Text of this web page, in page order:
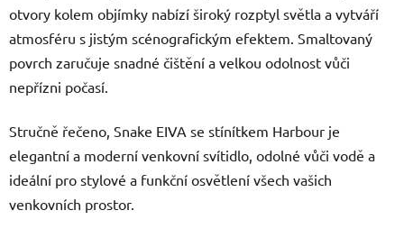
otvory kolem objímky nabízí široký rozptyl světla a vytváří
atmosféru s jistým scénografickým efektem. Smaltovaný
povrch zaručuje snadné čištění a velkou odolnost vůči
nepřízni počasí.
Stručně řečeno, Snake EIVA se stínítkem Harbour je
elegantní a moderní venkovní svítidlo, odolné vůči vodě a
ideální pro stylové a funkční osvětlení všech vašich
venkovních prostor.